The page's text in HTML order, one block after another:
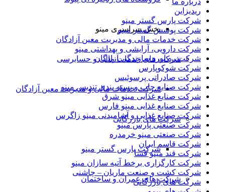
پخش سراسری مینو
شرکت های خدمات مالی و حسابرسی
شرکت خدمات مالی و مدیریت معین آزادگان
شرکت های بازرگانی
شرکت پارس گستر مینو
شرکت های عمران و ساختمان
ریدیزاین
شرکت پارس گستر مینو
شرکت پوشش گستر مینو
شرکت خدمات مالی و مدیریت معین آزادگان
شرکت دارویی، آرایشی و بهداشتی مینو
شرکت ره آورد سازندگی آزادگان
شرکت شوکوپارس
شرکت صادراتی پرسوئیس
شرکت صنایع چاپ و بسته بندی تندیس مینو
شرکت صنایع غذایی مینو شرق
شرکت صنایع غذایی مینو فارس
شرکت صنایع غذایی و آشامیدنی مینو زاگرس
شرکت صنعتی پارس مینو
شرکت صنعتی مینو خرمدره
شرکت قاسم ایران
شرکت قند مینو فسا
شرکت کارگزاری برخط آتیه سازان مینو
شرکت کشت و صنعت ماریان – چاشنی
شرکت های بازرگانی